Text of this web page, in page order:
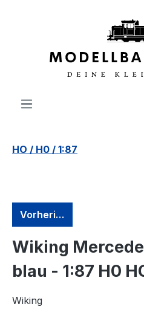
HO / H0 / 1:87
Vorherige
Wiking
blau - 1:87 H0
Wiking